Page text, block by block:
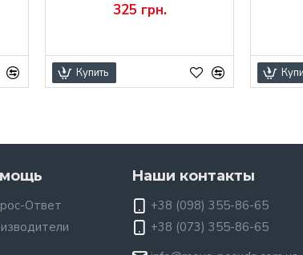
325 грн.
Купить
Ответ
Наши контакты
+38 (098) 355-86-65
+38 (073) 355-86-65